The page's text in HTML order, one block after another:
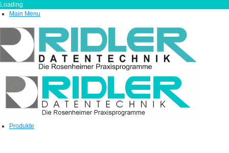
Loading
Main Menu
Produkte